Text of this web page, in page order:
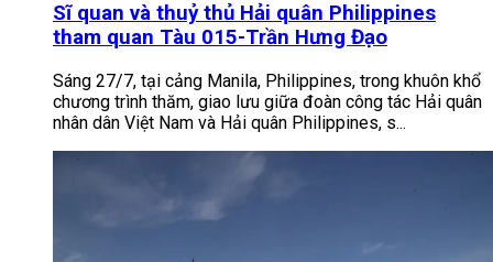
Sĩ quan và thuỷ thủ Hải quân Philippines
tham quan Tàu 015-Trần Hưng Đạo
Sáng 27/7, tại cảng Manila, Philippines, trong khuôn khổ
chương trình thăm, giao lưu giữa đoàn công tác Hải quân
nhân dân Việt Nam và Hải quân Philippines, s...